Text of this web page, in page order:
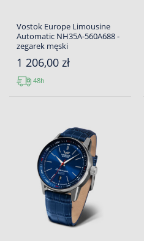
Vostok Europe Limousine
Automatic NH35A-560A688 -
zegarek męski
1 206,00 zł
48h